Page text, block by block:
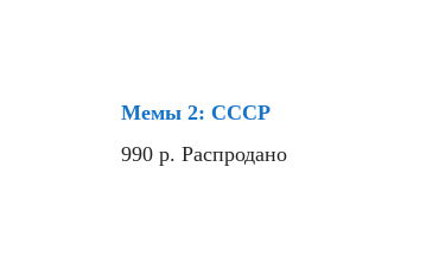
Мемы 2: СССР
990 р. Распродано